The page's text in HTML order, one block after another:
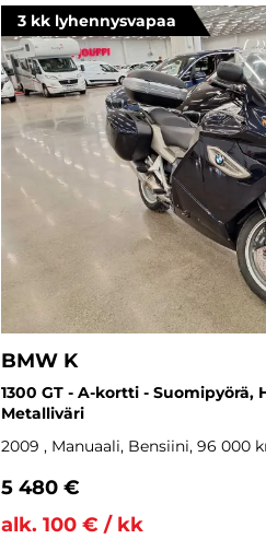
3 kk lyhennysvapaa
BMW K
1300 GT - A-kortti - Suomipyörä,
Metalliväri
2009 , Manuaali, Bensiini, 96 000
5 480 €
alk. 100 € / kk